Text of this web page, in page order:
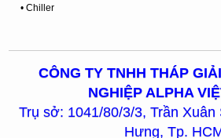
• Chiller
CÔNG TY TNHH THÁP
NGHIỆP ALPHA
Trụ sở: 1041/80/3/3, Trần Xuân
Hưng, Tp.